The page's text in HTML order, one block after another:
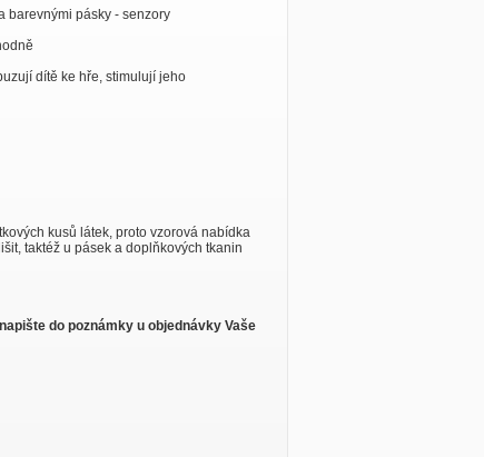
barevnými pásky - senzory
dítě ke hře, stimulují jeho
kusů látek, proto vzorová nabídka
taktéž u pásek a doplňkových tkanin
do poznámky u objednávky Vaše